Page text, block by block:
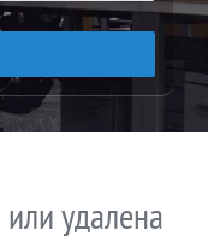
удалена